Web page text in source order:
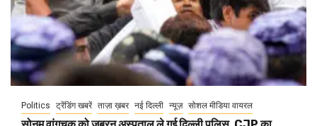
Politics ट्रेंडिंग खबरें ताज़ा ख़बर नई दिल्ली न्यूज़ सोशल मीडिया वायरल